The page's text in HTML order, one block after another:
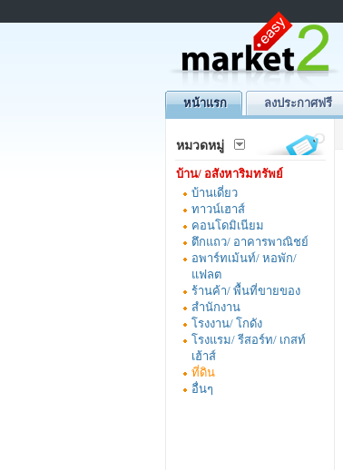
หน้าแรก ลงประกาศฟรี
หมวดหมู่
บ้าน/ อสังหาริมทรัพย์
บ้านเดี่ยว
ทาวน์เฮาส์
คอนโดมิเนียม
ตึกแถว/ อาคารพาณิชย์
อพาร์ทเม้นท์/ หอพัก/
แฟลต
ร้านค้า/ พื้นที่ขายของ
สำนักงาน
โรงงาน/ โกดัง
โรงแรม/ รีสอร์ท/ เกสท์
เฮ้าส์
ที่ดิน
อื่นๆ